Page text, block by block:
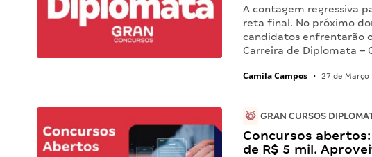
A contagem regressiva
reta final. No próximo
candidatos enfrentarão
Carreira de Diplomata –
Camila Campos • 27 de Março
GRAN CURSOS
Concursos
de R$ 5 mil.